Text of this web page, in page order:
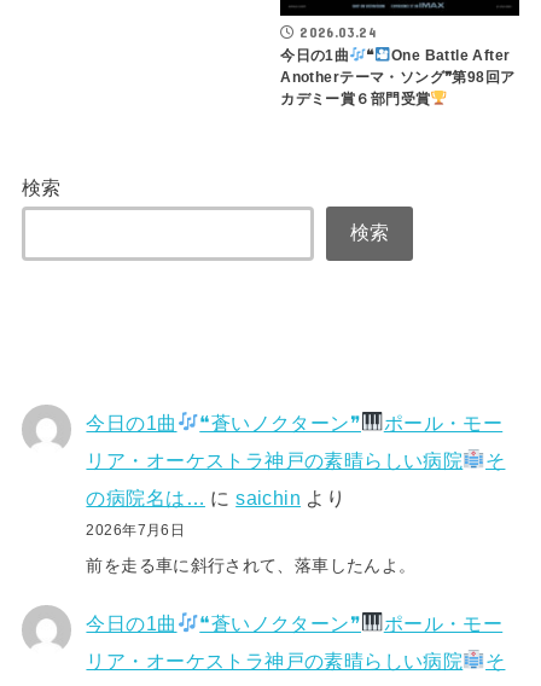
2026.03.24
今日の1曲 ❝
One Battle After
Anotherテーマ・ソング❞第98回ア
カデミー賞６部門受賞
検索
検索
今日の1曲 ❝蒼いノクターン❞
ポール・モー
リア・オーケストラ神戸の素晴らしい病院
そ
の病院名は… にsaichin より
2026年7月6日
前を走る車に斜行されて、落車したんよ。
今日の1曲 ❝蒼いノクターン❞
ポール・モー
リア・オーケストラ神戸の素晴らしい病院
そ